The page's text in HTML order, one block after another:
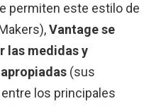
permiten este estilo de
Vantage se
las medidas y
(sus
los principales